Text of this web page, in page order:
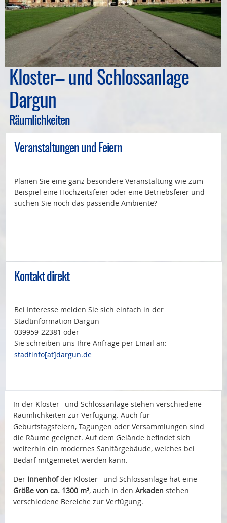
Kloster– und Schlossanlage
Dargun
Räumlichkeiten
Veranstaltungen und Feiern
Planen Sie eine ganz besondere Veranstaltung wie zum
Beispiel eine Hochzeitsfeier oder eine Betriebsfeier und
suchen Sie noch das passende Ambiente?
Kontakt direkt
Bei Interesse melden Sie sich einfach in der
Stadtinformation Dargun
039959-22381 oder
Sie schreiben uns Ihre Anfrage per Email an:
stadtinfo[at]dargun.de
In der Kloster– und Schlossanlage stehen verschiedene
Räumlichkeiten zur Verfügung. Auch für
Geburtstagsfeiern, Tagungen oder Versammlungen sind
die Räume geeignet. Auf dem Gelände befindet sich
weiterhin ein modernes Sanitärgebäude, welches bei
Bedarf mitgemietet werden kann.
Der Innenhofder Kloster– und Schlossanlage hat eine
Größe von ca. 1300 m², auch in den Arkaden stehen
verschiedene Bereiche zur Verfügung.
Bauleitplanung
Öffentlicher Anzeiger
Förderung ortsteilbezogener Maßnahmen